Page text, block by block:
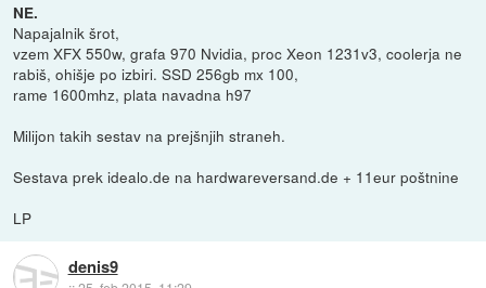
NE.
Napajalnik šrot,
vzem XFX 550w, grafa 970 Nvidia, proc Xeon 1231v3, coolerja ne
rabiš, ohišje po izbiri. SSD 256gb mx 100,
rame 1600mhz, plata navadna h97
Milijon takih sestav na prejšnjih straneh.
Sestava prek idealo.de na hardwareversand.de + 11eur poštnine
LP
denis9